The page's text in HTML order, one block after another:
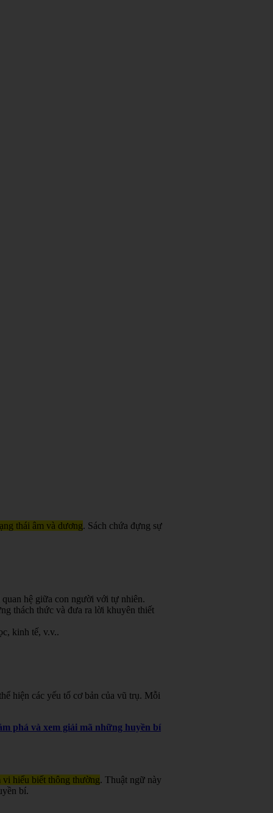
thái âm và dương. Sách chứa đựng sự
hệ giữa con người với tự nhiên.
thách thức và đưa ra lời khuyên thiết
kinh tế, v.v..
hiện các yếu tố cơ bản của vũ trụ. Mỗi
phá và xem giải mã những huyền bí
vi hiểu biết thông thường. Thuật ngữ này
bí.